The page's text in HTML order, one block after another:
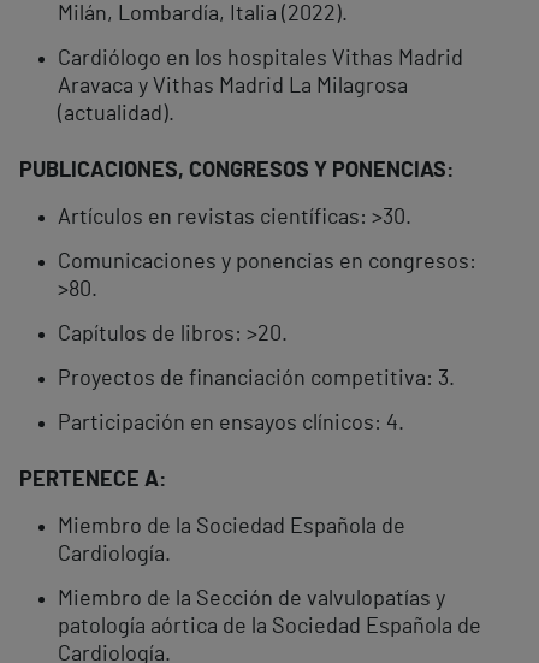
Milán, Lombardía, Italia (2022).
Cardiólogo en los hospitales Vithas Madrid
Aravaca y Vithas Madrid La Milagrosa
(actualidad).
PUBLICACIONES, CONGRESOS Y PONENCIAS:
Artículos en revistas científicas: >30.
Comunicaciones y ponencias en congresos:
>80.
Capítulos de libros: >20.
Proyectos de financiación competitiva: 3.
Participación en ensayos clínicos: 4.
PERTENECE A:
Miembro de la Sociedad Española de
Cardiología.
Miembro de la Sección de valvulopatías y
patología aórtica de la Sociedad Española de
Cardiología.